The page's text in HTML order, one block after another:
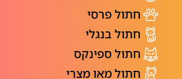
חתול פרסי
חתול בנגלי
חתול ספינקס
חתול מאו מצרי